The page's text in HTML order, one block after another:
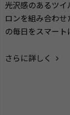
光沢感のあるツイ
ロンを組み合わ
の毎日をスマート
さらに詳しく